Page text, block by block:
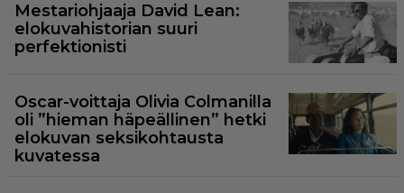
Mestariohjaaja David Lean:
elokuvahistorian suuri
perfektionisti
Oscar-voittaja Olivia Colmanilla
oli ”hieman häpeällinen” hetki
elokuvan seksikohtausta
kuvatessa